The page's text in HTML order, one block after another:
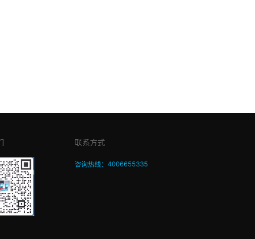
联系方式
咨询热线：4006655335